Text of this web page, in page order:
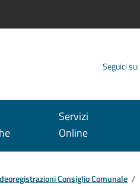
Seguici su:
Servizi
Online
Consiglio Comunale /